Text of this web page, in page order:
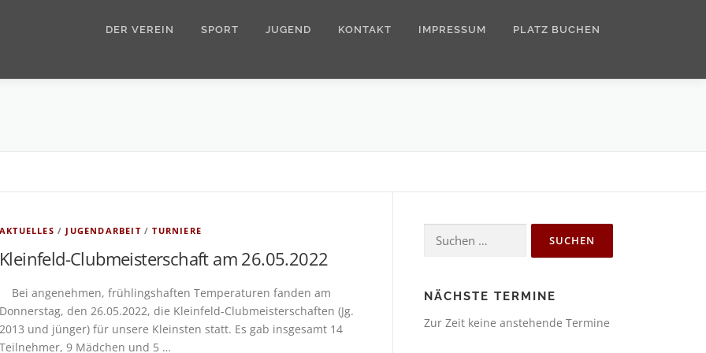
DER VEREIN SPORT JUGEND KONTAKT IMPRESSUM PLATZ BUCHEN
AKTUELLES / JUGENDARBEIT/TURNIERE
Kleinfeld-Clubmeisterschaft am 26.05.2022
Bei angenehmen, frühlingshaften Temperaturen fanden am
Donnerstag, den 26.05.2022, die Kleinfeld-Clubmeisterschaften (Jg.
2013 und jünger) für unsere Kleinsten statt. Es gab insgesamt 14
Teilnehmer, 9 Mädchen und 5 …
Suchen
nach:
NÄCHSTE TERMINE
Zur Zeit keine anstehende Termine